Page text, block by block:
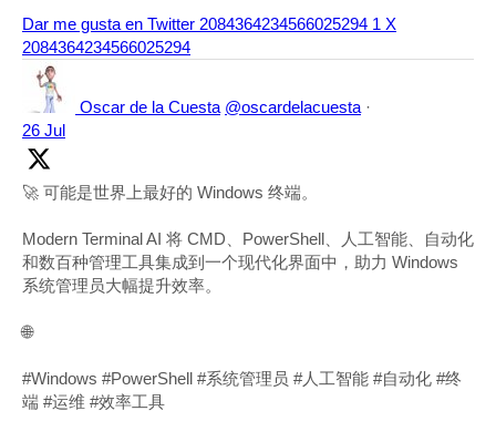
Dar me gusta en Twitter 2084364234566025294 1 X
2084364234566025294
Oscar de la Cuesta @oscardelacuesta ·
26 Jul
🚀 可能是世界上最好的 Windows 终端。
Modern Terminal AI 将 CMD、PowerShell、人工智能、自动化
和数百种管理工具集成到一个现代化界面中，助力 Windows
系统管理员大幅提升效率。
🌐
#Windows #PowerShell #系统管理员 #人工智能 #自动化 #终
端 #运维 #效率工具